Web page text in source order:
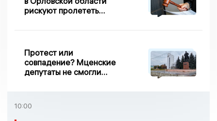
рискуют пролететь
Протест или
совпадение? Мценские
депутаты не смогли
10:00